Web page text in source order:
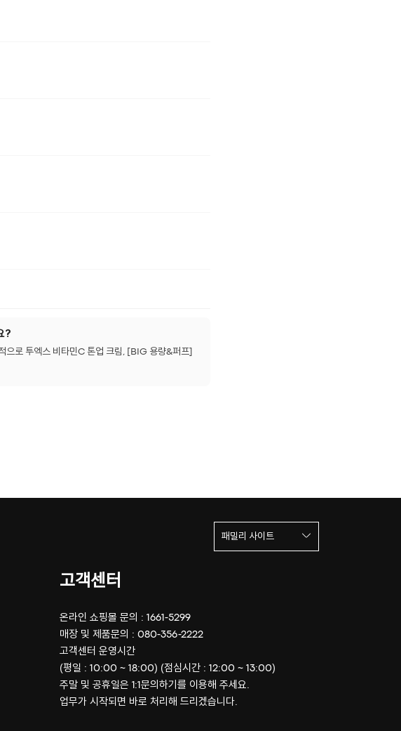
?
으로 투엑스 비타민C 톤업 크림, [BIG 용량&퍼프]
고객센터
온라인 쇼핑몰 문의 : 1661-5299
매장 및 제품문의 : 080-356-2222
고객센터 운영시간
(평일 : 10:00 ~ 18:00) (점심시간 : 12:00 ~ 13:00)
주말 및 공휴일은 1:1문의하기를 이용해 주세요.
업무가 시작되면 바로 처리해 드리겠습니다.
패밀리 사이트